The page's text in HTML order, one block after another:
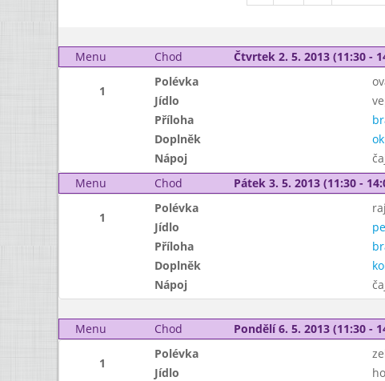
Menu
Chod Čtvrtek 2. 5. 2013 (11:30 -
1
Polévka
Jídlo
Příloha
Doplněk
Nápoj
Menu
Chod Pátek 3. 5. 2013 (11:30 -
1
Polévka
Jídlo
Příloha
Doplněk
Nápoj
Menu
Chod Pondělí 6. 5. 2013 (11:30 -
1
Polévka
Jídlo